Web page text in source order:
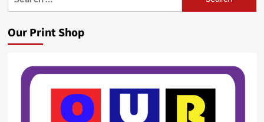
Our Print Shop